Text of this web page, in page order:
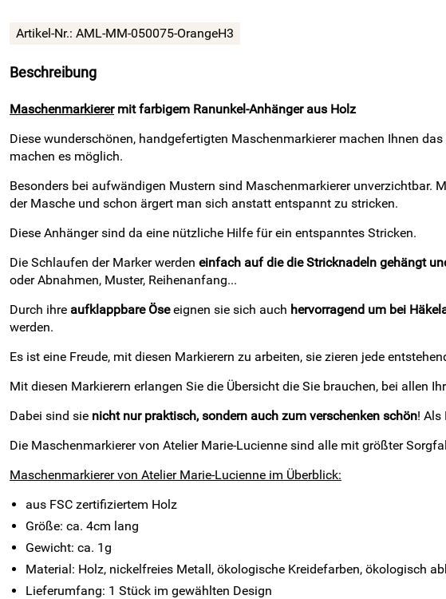
Artikel-Nr.: AML-MM-050075-OrangeH3
Beschreibung
Maschenmarkierermit farbigem Ranunkel-Anhänger aus Holz
Diese wunderschönen, handgefertigten Maschenmarkierer machen Ihnen
machen es möglich.
Besonders bei aufwändigen Mustern sind Maschenmarkierer unverzichtbar.
der Masche und schon ärgert man sich anstatt entspannt zu stricken.
Diese Anhänger sind da eine nützliche Hilfe für ein entspanntes Stricken.
Die Schlaufen der Marker werden einfach auf die die Stricknadeln gehängt
oder Abnahmen, Muster, Reihenanfang...
Durch ihre aufklappbare Öseeignen sie sich auch hervorragend um bei
werden.
Es ist eine Freude, mit diesen Markierern zu arbeiten, sie zieren jede
Mit diesen Markierern erlangen Sie die Übersicht die Sie brauchen, bei allen
Dabei sind sie nicht nur praktisch, sondern auch zum verschenken schön! Als
Die Maschenmarkierer von Atelier Marie-Lucienne sind alle mit größter
Maschenmarkierer von Atelier Marie-Lucienne im Überblick:
aus FSC zertifiziertem Holz
Größe: ca. 4cm lang
Gewicht: ca. 1g
Material: Holz, nickelfreies Metall, ökologische Kreidefarben, ökologisch
Lieferumfang: 1 Stück im gewählten Design